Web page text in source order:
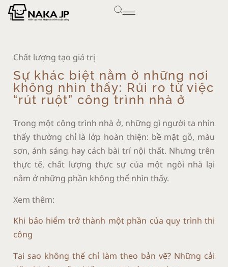
Chất lượng tạo giá trị
Sự khác biệt nằm ở những nơi
không nhìn thấy: Rủi ro từ việc
“rút ruột” công trình nhà ở
Trong một công trình nhà ở, những gì người ta nhìn
thấy thường chỉ là lớp hoàn thiện: bề mặt gỗ, màu
sơn, ánh sáng hay cách bài trí nội thất. Nhưng trên
thực tế, chất lượng thực sự của một ngôi nhà lại
nằm ở những phần không thể nhìn thấy.
Xem thêm:
Khi bảo hiểm trở thành một phần của quy trình thi
công
Tại sao không thể chỉ làm theo bản vẽ? Những cải